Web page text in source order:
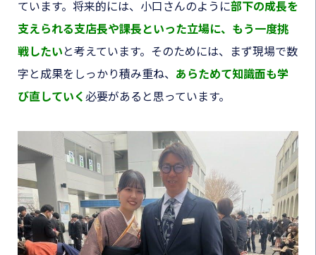
ています。将来的には、小口さんのように部下の成長を
支えられる支店長や課長といった立場に、もう一度挑
戦したい と考えています。そのためには、まず現場で数
字と成果をしっかり積み重ね、 あらためて知識面も学
び直していく 必要があると思っています。